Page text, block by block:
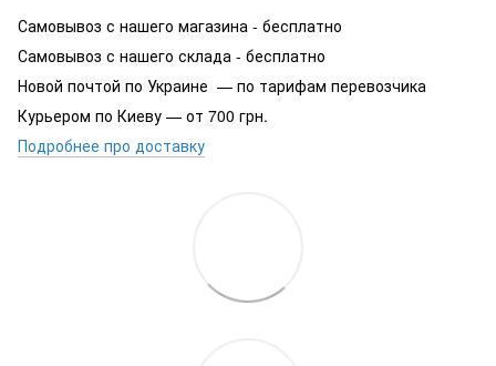
Самовывоз с нашего магазина - бесплатно
Самовывоз с нашего склада - бесплатно
Новой почтой по Украине — по тарифам перевозчика
Курьером по Киеву — от 700 грн.
Подробнее про доставку